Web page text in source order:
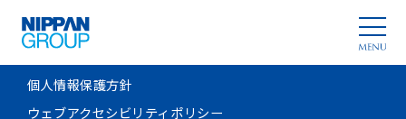
TOP
個人情報保護方針
ウェブアクセシビリティポリシー